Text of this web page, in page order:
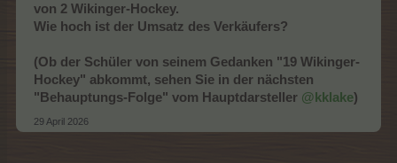
von 2 Wikinger-Hockey.
Wie hoch ist der Umsatz des Verkäufers?
(Ob der Schüler von seinem Gedanken "19 Wikinger-
Hockey" abkommt, sehen Sie in der nächsten
"Behauptungs-Folge" vom Hauptdarsteller @kklake)
29 April 2026